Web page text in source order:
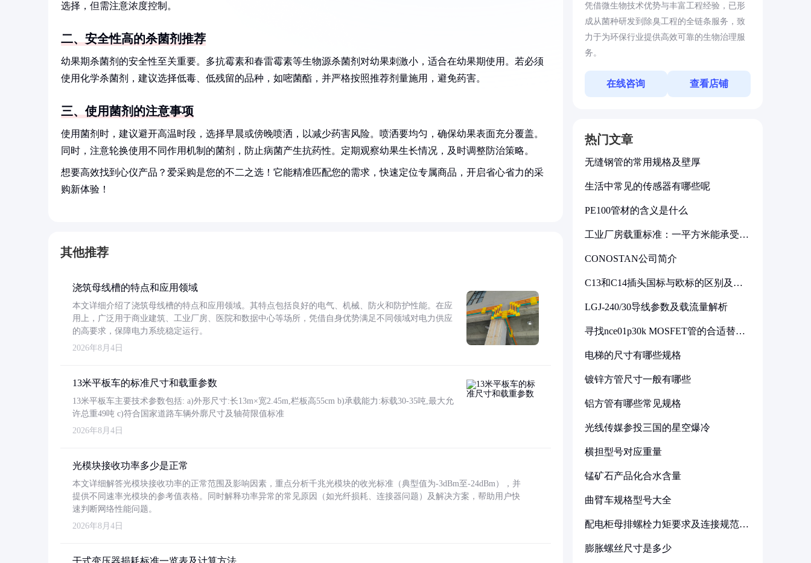
选择，但需注意浓度控制。
二、安全性高的杀菌剂推荐
幼果期杀菌剂的安全性至关重要。多抗霉素和春雷霉素等生物源杀菌剂对幼果刺激小，适合在幼果期使用。若必须
使用化学杀菌剂，建议选择低毒、低残留的品种，如嘧菌酯，并严格按照推荐剂量施用，避免药害。
三、使用菌剂的注意事项
使用菌剂时，建议避开高温时段，选择早晨或傍晚喷洒，以减少药害风险。喷洒要均匀，确保幼果表面充分覆盖。
同时，注意轮换使用不同作用机制的菌剂，防止病菌产生抗药性。定期观察幼果生长情况，及时调整防治策略。
想要高效找到心仪产品？爱采购是您的不二之选！它能精准匹配您的需求，快速定位专属商品，开启省心省力的采
购新体验！
其他推荐
浇筑母线槽的特点和应用领域
本文详细介绍了浇筑母线槽的特点和应用领域。其特点包括良好的电气、机械、防火和防护性能。在应
用上，广泛用于商业建筑、工业厂房、医院和数据中心等场所，凭借自身优势满足不同领域对电力供应
的高要求，保障电力系统稳定运行。
2026年8月4日
13米平板车的标准尺寸和载重参数
13米平板车主要技术参数包括: a)外形尺寸:长13m×宽2.45m,栏板高55cm b)承载能力:标载30-35吨,最大允
许总重49吨 c)符合国家道路车辆外廓尺寸及轴荷限值标准
2026年8月4日
光模块接收功率多少是正常
本文详细解答光模块接收功率的正常范围及影响因素，重点分析千兆光模块的收光标准（典型值为-3dBm至-24dBm），并
提供不同速率光模块的参考值表格。同时解释功率异常的常见原因（如光纤损耗、连接器问题）及解决方案，帮助用户快
速判断网络性能问题。
2026年8月4日
干式变压器损耗标准一览表及计算方法
凭借微生物技术优势与丰富工程经验，已形
成从菌种研发到除臭工程的全链条服务，致
力于为环保行业提供高效可靠的生物治理服
务。
在线咨询 查看店铺
热门文章
无缝钢管的常用规格及壁厚
生活中常见的传感器有哪些呢
PE100管材的含义是什么
工业厂房载重标准：一平方米能承受多
CONOSTAN公司简介
C13和C14插头国标与欧标的区别及其
LGJ-240/30导线参数及载流量解析
寻找nce01p30k MOSFET管的合适替代
电梯的尺寸有哪些规格
镀锌方管尺寸一般有哪些
铝方管有哪些常见规格
光线传媒参投三国的星空爆冷
横担型号对应重量
锰矿石产品化合水含量
曲臂车规格型号大全
配电柜母排螺栓力矩要求及连接规范详
膨胀螺丝尺寸是多少